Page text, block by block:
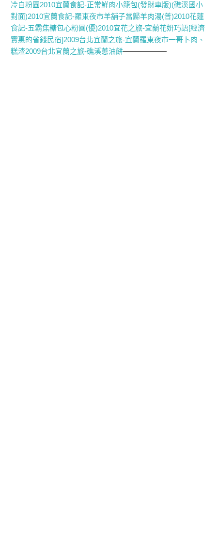
冷白粉圓2010宜蘭食記-正常鮮肉小籠包(發財車版)(礁溪國小
對面)2010宜蘭食記-羅東夜市羊舖子當歸羊肉湯(普)2010花蓮
食記-五霸焦糖包心粉圓(優)2010宜花之旅-宜蘭花妍巧語[經濟
實惠的省錢民宿]2009台北宜蘭之旅-宜蘭羅東夜市一哥卜肉、
糕渣2009台北宜蘭之旅-礁溪蔥油餅——————